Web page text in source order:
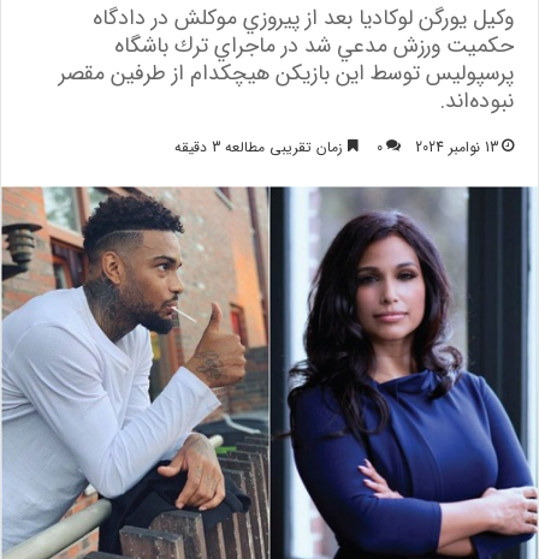
وكيل يورگن لوكاديا بعد از پيروزي موكلش در دادگاه
حكميت ورزش مدعي شد در ماجراي ترك باشگاه
پرسپوليس توسط اين بازيكن هيچكدام از طرفين مقصر
نبوده‌اند.
13 نوامبر 2024 0 زمان تقریبی مطالعه 3 دقیقه